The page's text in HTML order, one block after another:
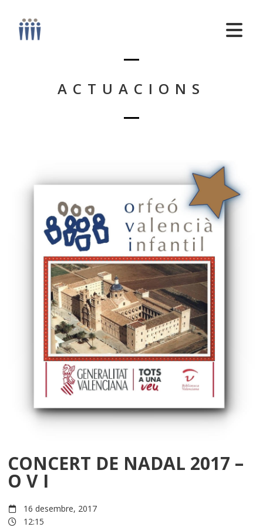
ACTUACIONS
CONCERT DE NADAL 2017 –
O V I
16 desembre, 2017
12:15